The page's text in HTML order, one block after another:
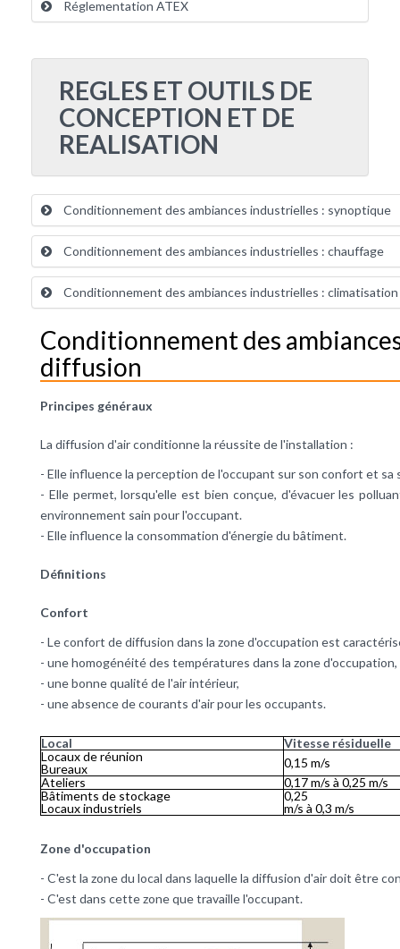
Réglementation ATEX
REGLES ET OUTILS DE
CONCEPTION ET DE
REALISATION
Conditionnement des ambiances industrielles : synoptique
Conditionnement des ambiances industrielles : chauffage
Conditionnement des ambiances industrielles : climatisation
Conditionnement des
diffusion
Principes généraux
La diffusion d'air conditionne la réussite de l'installation :
- Elle influence la perception de l'occupant sur son confort et sa
- Elle permet, lorsqu'elle est bien conçue, d'évacuer les
environnement sain pour l'occupant.
- Elle influence la consommation d'énergiedu bâtiment.
Définitions
Confort
- Le confort dediffusion dans la zone d'occupation est
- une homogénéité des températures dans la zone d'occupation,
- une bonnequalité de l'airintérieur,
- une absence de courants d'air pour les occupants.
Local
Vitesse résiduelle
Locaux de réunion
Bureaux
0,15 m/s
Ateliers
0,17 m/s à 0,25 m/s
Bâtiments de stockage
Locaux industriels
0,25
m/s à 0,3 m/s
Zone d'occupation
- C'est la zone du local dans laquelle la diffusion d'air doit être
- C'est dans cette zone que travaille l'occupant.